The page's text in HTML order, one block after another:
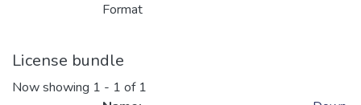
Format
License bundle
Now showing 1 - 1 of 1